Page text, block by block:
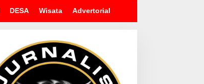
DESA Wisata Advertorial